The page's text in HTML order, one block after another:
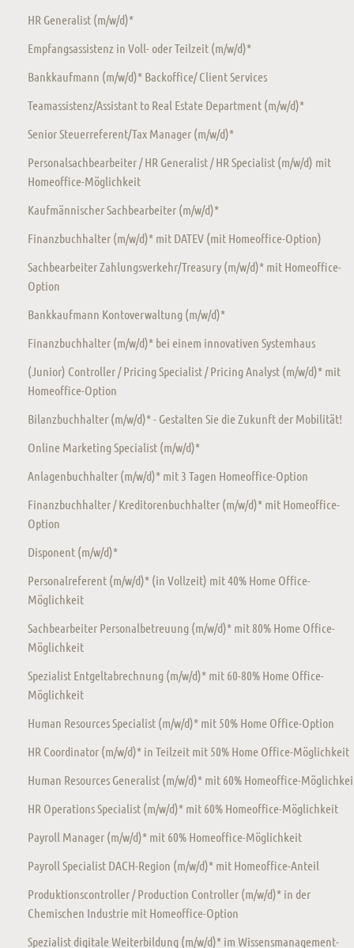
HR Generalist (m/w/d)*
Empfangsassistenz in Voll- oder Teilzeit (m/w/d)*
Bankkaufmann (m/w/d)* Backoffice/ Client Services
Teamassistenz/Assistant to Real Estate Department (m/w/d)*
Senior Steuerreferent/Tax Manager (m/w/d)*
Personalsachbearbeiter / HR Generalist / HR Specialist (m/w/d) mit
Homeoffice-Möglichkeit
Kaufmännischer Sachbearbeiter (m/w/d)*
Finanzbuchhalter (m/w/d)* mit DATEV (mit Homeoffice-Option)
Sachbearbeiter Zahlungsverkehr/Treasury (m/w/d)* mit Homeoffice-
Option
Bankkaufmann Kontoverwaltung (m/w/d)*
Finanzbuchhalter (m/w/d)* bei einem innovativen Systemhaus
(Junior) Controller / Pricing Specialist / Pricing Analyst (m/w/d)* mit
Homeoffice-Option
Bilanzbuchhalter (m/w/d)* - Gestalten Sie die Zukunft der Mobilität!
Online Marketing Specialist (m/w/d)*
Anlagenbuchhalter (m/w/d)* mit 3 Tagen Homeoffice-Option
Finanzbuchhalter / Kreditorenbuchhalter (m/w/d)* mit Homeoffice-
Option
Disponent (m/w/d)*
Personalreferent (m/w/d)* (in Vollzeit) mit 40% Home Office-
Möglichkeit
Sachbearbeiter Personalbetreuung (m/w/d)* mit 80% Home Office-
Möglichkeit
Spezialist Entgeltabrechnung (m/w/d)* mit 60-80% Home Office-
Möglichkeit
Human Resources Specialist (m/w/d)* mit 50% Home Office-Option
HR Coordinator (m/w/d)* in Teilzeit mit 50% Home Office-Möglichkeit
Human Resources Generalist (m/w/d)* mit 60% Homeoffice-
HR Operations Specialist (m/w/d)* mit 60% Homeoffice-Möglichkeit
Payroll Manager (m/w/d)* mit 60% Homeoffice-Möglichkeit
Payroll Specialist DACH-Region (m/w/d)* mit Homeoffice-Anteil
Produktionscontroller / Production Controller (m/w/d)* in der
Chemischen Industrie mit Homeoffice-Option
Spezialist digitale Weiterbildung (m/w/d)* im Wissensmanagement-